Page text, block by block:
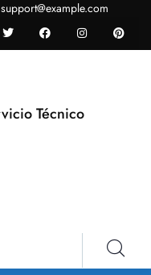
support@example.com
Técnico